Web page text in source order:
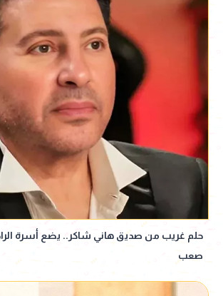
حلم غريب من صديق هاني شاكر.. يضع أسرة
صعب